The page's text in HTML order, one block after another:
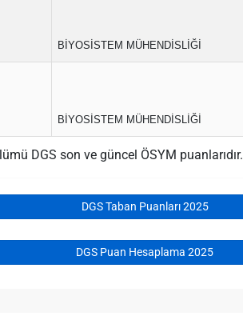
BİYOSİSTEM MÜHENDİSLİĞİ
BİYOSİSTEM MÜHENDİSLİĞİ
DGS son ve güncel ÖSYM puanlarıdır.
DGS Taban Puanları 2025
DGS Puan Hesaplama 2025